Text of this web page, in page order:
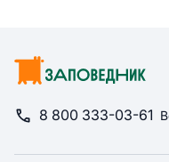
8 800 333-03-61